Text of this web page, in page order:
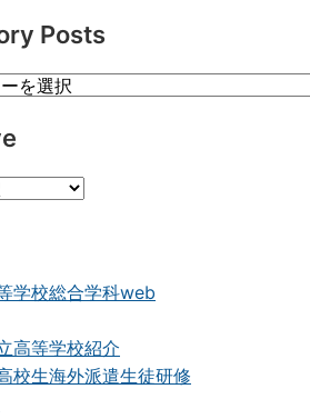
Posts
学校総合学科web
高等学校紹介
校生海外派遣生徒研修